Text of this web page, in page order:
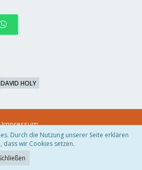
DAVID HOLY
Impressum
Durch die Nutzung unserer Seite erklären
dass wir Cookies setzen.